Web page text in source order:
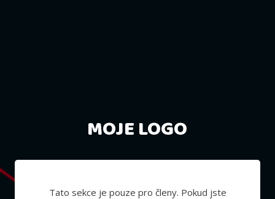
MOJE LOGO
Tato sekce je pouze pro členy. Pokud jste